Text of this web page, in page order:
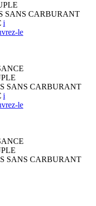
SANS CARBURANT
i
le
SANS CARBURANT
i
le
SANS CARBURANT